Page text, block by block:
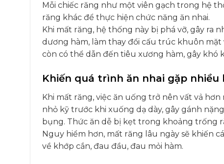
Mỗi chiếc răng như một viên gạch trong hệ
răng khác để thực hiện chức năng ăn nhai.
Khi mất răng, hệ thống này bị phá vỡ, gây ra
dương hàm, làm thay đổi cấu trúc khuôn mặt
còn có thể dẫn đến tiêu xương hàm, gây khó
Khiến quá trình ăn nhai gặp nhiều
Khi mất răng, việc ăn uống trở nên vất vả
nhỏ kỹ trước khi xuống dạ dày, gây gánh
bụng. Thức ăn dễ bị kẹt trong khoảng trống
Nguy hiểm hơn, mất răng lâu ngày sẽ khiến
về khớp cắn, đau đầu, đau mỏi hàm.